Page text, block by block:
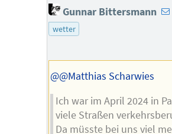
Gunnar Bittersmann E-
wetter
@@Matthias Scharwies
Ich war im April 2024 in
viele Straßen
Da müsste bei uns viel